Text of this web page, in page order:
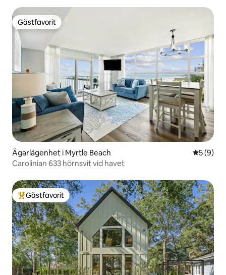
Gästfavorit
Gästfavorit
Ägarlägenhet i Myrtle Beach 5 av 5 i
5 (9)
Carolinian 633 hörnsvit vid havet
Populär gästfavorit
Gästfavorit